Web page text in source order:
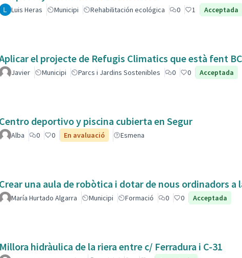
Luis Heras Municipi Rehabilitación ecológica 0 1 Acceptada
el projecte de Refugis Climatics que està fent
Javier Municipi Parcs i Jardins Sostenibles 0 0 Acceptada
Centro deportivo y piscina cubierta en Segur
Alba 0 0 En avaluació Esmena
Crear una aula de robòtica i dotar de nous ordinadors a
María Hurtado Algarra Municipi Formació 0 0 Acceptada
Millora hidràulica de la riera entre c/ Ferradura i C-31